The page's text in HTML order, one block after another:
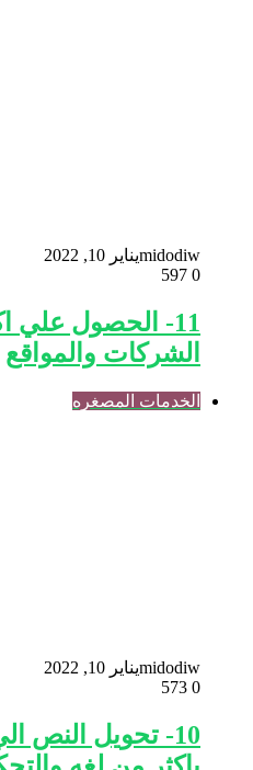
midodiwيناير 10, 2022
0
11- الحصول
الشركات والمواقع
الخدمات المصغره
midodiwيناير 10, 2022
0
10- تحويل النص